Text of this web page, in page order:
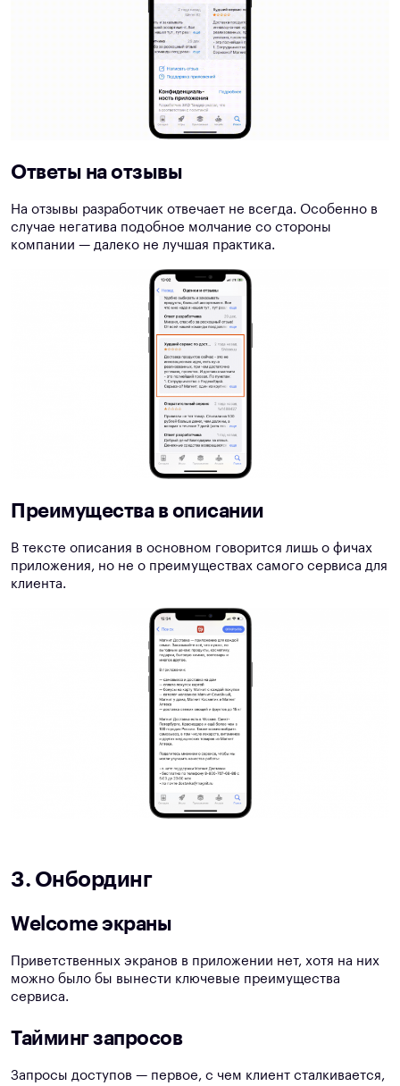
Ответы на отзывы
На отзывы разработчик отвечает не всегда. Особенно в
случае негатива подобное молчание со стороны
компании — далеко не лучшая практика.
Преимущества в описании
В тексте описания в основном говорится лишь о фичах
приложения, но не о преимуществах самого сервиса для
клиента.
3. Онбординг
Welcome экраны
Приветственных экранов в приложении нет, хотя на них
можно было бы вынести ключевые преимущества
сервиса.
Тайминг запросов
Запросы доступов — первое, с чем клиент сталкивается,